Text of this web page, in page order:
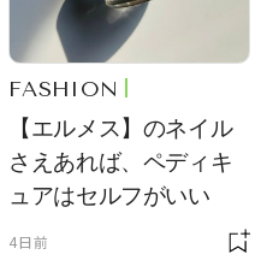
FASHION
【エルメス】のネイル
さえあれば、ペディキ
ュアはセルフがいい
4日前